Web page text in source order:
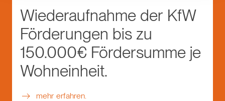
Wiederaufnahme der KfW
Förderungen bis zu
150.000€ Fördersumme je
Wohneinheit.
mehr erfahren.